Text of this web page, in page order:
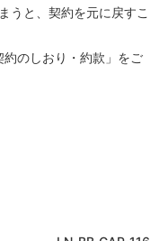
ん。
則」を適用したご
定障害により、高度
の払込免除事由が
うと、契約を元に戻すこ
のしおり・約款」をご